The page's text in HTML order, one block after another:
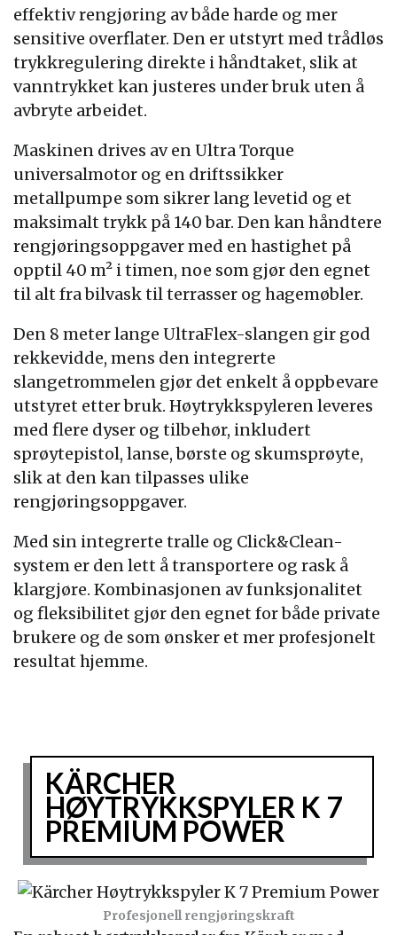
effektiv rengjøring av både harde og mer
sensitive overflater. Den er utstyrt med trådløs
trykkregulering direkte i håndtaket, slik at
vanntrykket kan justeres under bruk uten å
avbryte arbeidet.
Maskinen drives av en Ultra Torque
universalmotor og en driftssikker
metallpumpe som sikrer lang levetid og et
maksimalt trykk på 140 bar. Den kan håndtere
rengjøringsoppgaver med en hastighet på
opptil 40 m² i timen, noe som gjør den egnet
til alt fra bilvask til terrasser og hagemøbler.
Den 8 meter lange UltraFlex-slangen gir god
rekkevidde, mens den integrerte
slangetrommelen gjør det enkelt å oppbevare
utstyret etter bruk. Høytrykkspyleren leveres
med flere dyser og tilbehør, inkludert
sprøytepistol, lanse, børste og skumsprøyte,
slik at den kan tilpasses ulike
rengjøringsoppgaver.
Med sin integrerte tralle og Click&Clean-
system er den lett å transportere og rask å
klargjøre. Kombinasjonen av funksjonalitet
og fleksibilitet gjør den egnet for både private
brukere og de som ønsker et mer profesjonelt
resultat hjemme.
Profesjonell rengjøringskraft
KÄRCHER
HØYTRYKKSPYLER K 7
PREMIUM POWER